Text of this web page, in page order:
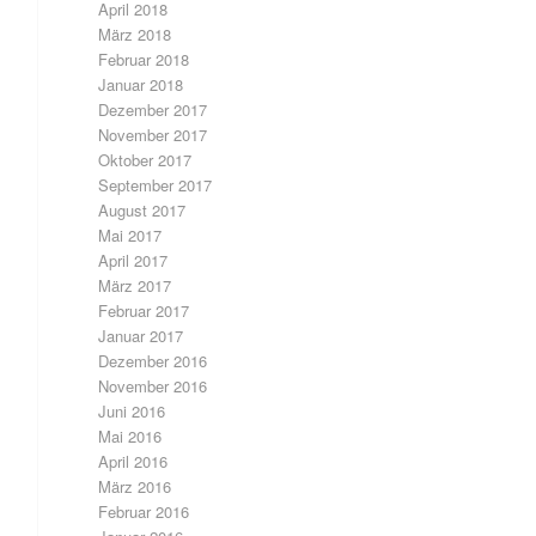
April 2018
März 2018
Februar 2018
Januar 2018
Dezember 2017
November 2017
Oktober 2017
September 2017
August 2017
Mai 2017
April 2017
März 2017
Februar 2017
Januar 2017
Dezember 2016
November 2016
Juni 2016
Mai 2016
April 2016
März 2016
Februar 2016